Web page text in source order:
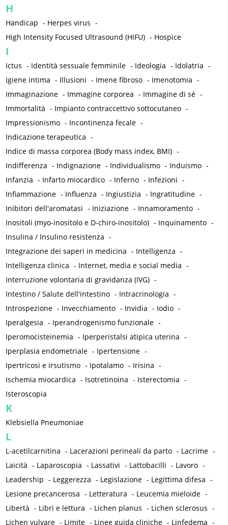
H
Handicap - Herpes virus -
High Intensity Focused Ultrasound (HIFU) - Hospice
I
Ictus - Identità sessuale femminile - Ideologia - Idolatria -
Igiene intima - Illusioni - Imene fibroso - Imenotomia -
Immaginazione - Immagine corporea - Immagine di sé -
Immortalità - Impianto contraccettivo sottocutaneo -
Impressionismo - Incontinenza fecale -
Indicazione terapeutica -
Indice di massa corporea (Body mass index, BMI) -
Indifferenza - Indignazione - Individualismo - Induismo -
Infanzia - Infarto miocardico - Inferno - Infezioni -
Infiammazione - Influenza - Ingiustizia - Ingratitudine -
Inibitori dell'aromatasi - Iniziazione - Innamoramento -
Inositoli (myo-inositolo e D-chiro-inositolo) - Inquinamento -
Insulina / Insulino resistenza -
Integrazione dei saperi in medicina - Intelligenza -
Intelligenza clinica - Internet, media e social media -
Interruzione volontaria di gravidanza (IVG) -
Intestino / Salute dell'intestino - Intracrinologia -
Introspezione - Invecchiamento - Invidia - Iodio -
Iperalgesia - Iperandrogenismo funzionale -
Iperomocisteinemia - Iperperistalsi atipica uterina -
Iperplasia endometriale - Ipertensione -
Ipertricosi e irsutismo - Ipotalamo - Irisina -
Ischemia miocardica - Isotretinoina - Isterectomia -
Isteroscopia
K
Klebsiella Pneumoniae
L
L-acetilcarnitina - Lacerazioni perineali da parto - Lacrime -
Laicità - Laparoscopia - Lassativi - Lattobacilli - Lavoro -
Leadership - Leggerezza - Legislazione - Legittima difesa -
Lesione precancerosa - Letteratura - Leucemia mieloide -
Libertà - Libri e lettura - Lichen planus - Lichen sclerosus -
Lichen vulvare - Limite - Linee guida cliniche - Linfedema -